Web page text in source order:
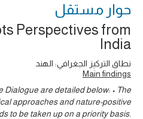
حوار ‎مستقل
Perspectives from
India
نطاق التركيز الجغرافي: الهند
Main findings
Dialogue are detailed below: • The
approaches and nature-positive
to be taken up on a priority basis.